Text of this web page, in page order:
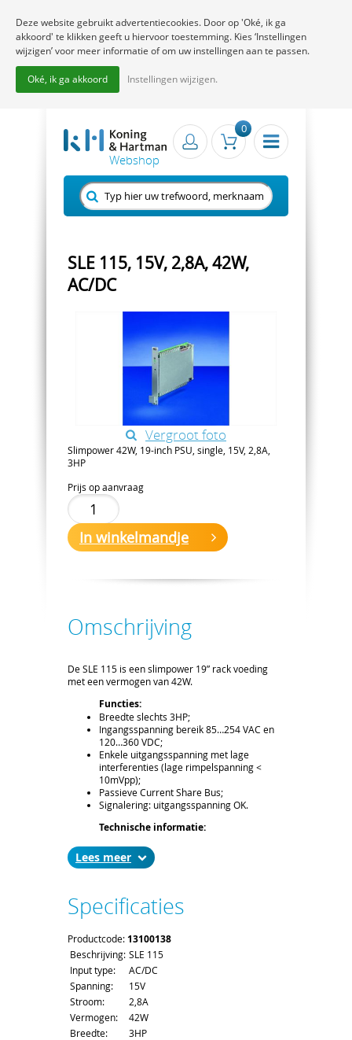
0
SLE 115, 15V, 2,8A, 42W,
AC/DC
Vergroot foto
Slimpower 42W, 19-inch PSU, single, 15V, 2,8A,
3HP
Prijs op aanvraag
In winkelmandje
Omschrijving
De SLE 115 is een slimpower 19” rack voeding
met een vermogen van 42W.
Functies:
Breedte slechts 3HP;
Ingangsspanning bereik 85…254 VAC en
120…360 VDC;
Enkele uitgangsspanning met lage
interferenties (lage rimpelspanning <
10mVpp);
Passieve Current Share Bus;
Signalering: uitgangsspanning OK.
Technische informatie:
Stroom: 2,8A;
Vermogen: 42W.
19” compatibel voeding, hoogte 3U,
breedte 3HP, diepte 171,93mm (160mm
Levertijd en Transport:
De levertijd bedraagt ca. 2 á 3 weken. Bij
het afronden van uw bestelling kunt u de
gewenste leverdatum aangeven;
Voor het afleveren van een voeding
gelden de standaard order- en
verzendkosten.
Lees
Specificaties
Productcode:13100138
Beschrijving: SLE 115
Input type:
AC/DC
Spanning:
15V
Stroom:
2,8A
Vermogen:
42W
Breedte:
3HP
Deze website gebruikt advertentiecookies. Door op 'Oké, ik ga
akkoord' te klikken geeft u hiervoor toestemming. Kies ‘Instellingen
wijzigen’ voor meer informatie of om uw instellingen aan te passen.
Oké, ik ga akkoord Instellingen wijzigen.